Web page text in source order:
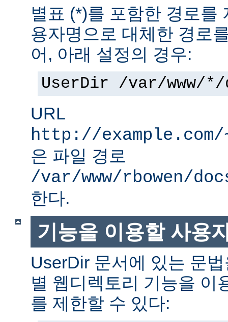
별표 (*)를 포함한 경로를
용자명으로 대체한 경로
어, 아래 설정의 경우:
UserDir /var/www/*/
URL
http://
은 파일 경로
/var/www/rbowen/
한다.
기능을 이용할 사용
UserDir 문서에 있는 문
별 웹디렉토리 기능을 이
를 제한할 수 있다: